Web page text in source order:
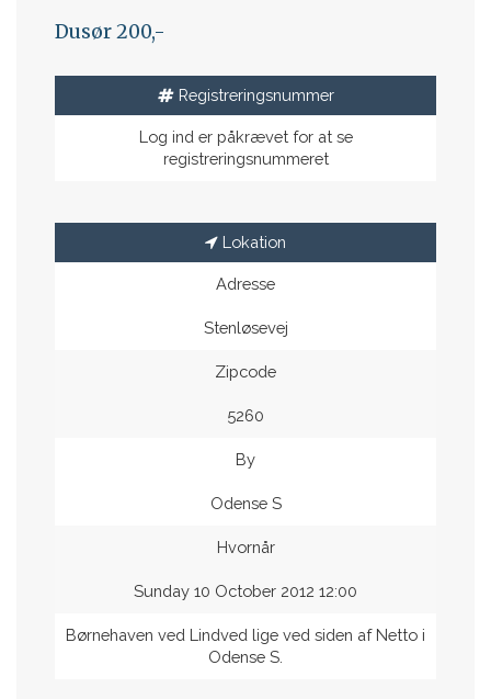
Dusør 200,-
Registreringsnummer
Log ind er påkrævet for at se
registreringsnummeret
Lokation
Adresse
Stenløsevej
Zipcode
5260
By
Odense S
Hvornår
Sunday 10 October 2012 12:00
Børnehaven ved Lindved lige ved siden af Netto i
Odense S.